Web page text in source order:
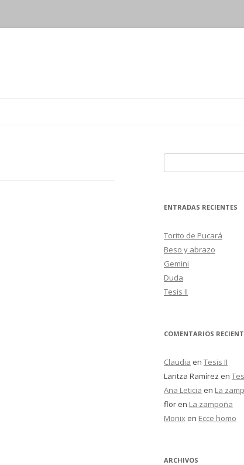
u
c
r
:
ENTRADAS RECIENTES
Torito de Pucará
Beso y abrazo
Gemini
Duda
Tesis II
COMENTARIOS
Claudia en Tesis II
Laritza Ramírez en
Ana Leticia en La
flor en La zampoña
Monix en Ecce homo
ARCHIVOS